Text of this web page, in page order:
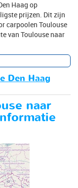
Haag op
prijzen. Dit zijn
carpoolen Toulouse
van Toulouse naar
Den Haag
naar